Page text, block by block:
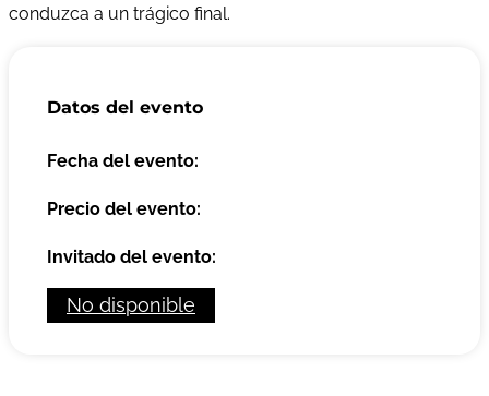
conduzca a un trágico final.
Datos del evento
Fecha del evento:
Precio del evento:
Invitado del evento:
No disponible